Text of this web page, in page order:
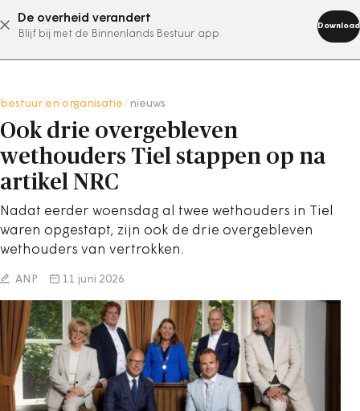
De overheid verandert
Blijf bij met de Binnenlands Bestuur app
Download
abonneer nu
bestuur en organisatie nieuws
Ook drie overgebleven
wethouders Tiel stappen op na
artikel NRC
Nadat eerder woensdag al twee wethouders in Tiel
waren opgestapt, zijn ook de drie overgebleven
wethouders van vertrokken.
ANP 11 juni 2026